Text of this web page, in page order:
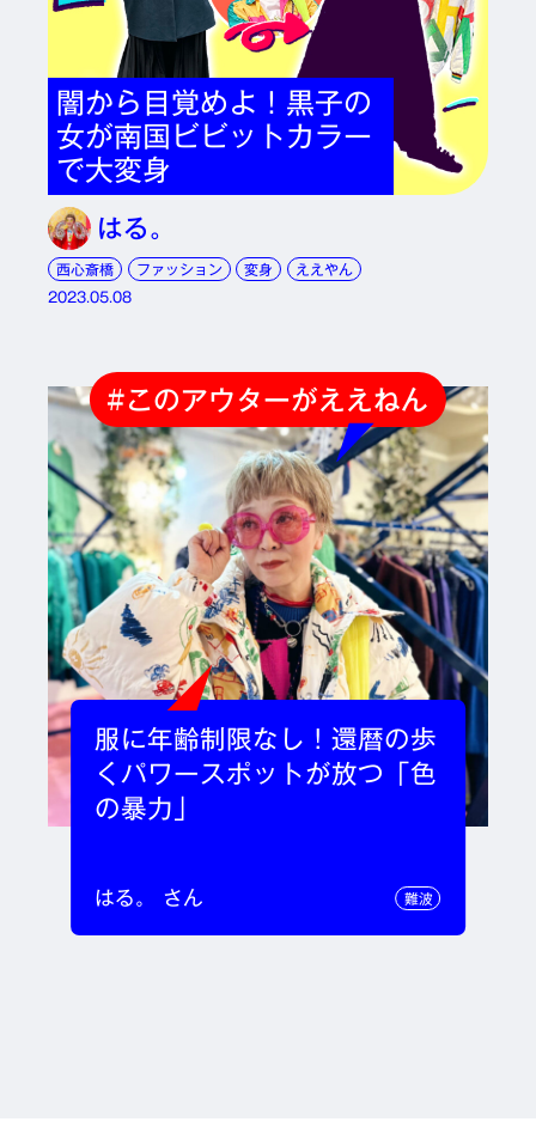
闇から目覚めよ！黒子の
女が南国ビビットカラー
で大変身
はる。
西心斎橋 ファッション 変身
ええやん
2023.05.08
#このアウターがええねん
服に年齢制限なし！還暦の歩
くパワースポットが放つ「色
の暴力」
はる。 さん 難波